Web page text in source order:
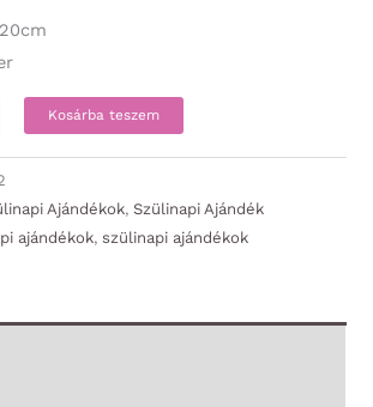
Kosárba teszem
Ajándékok,Szülinapi Ajándék
ajándékok,szülinapi ajándékok